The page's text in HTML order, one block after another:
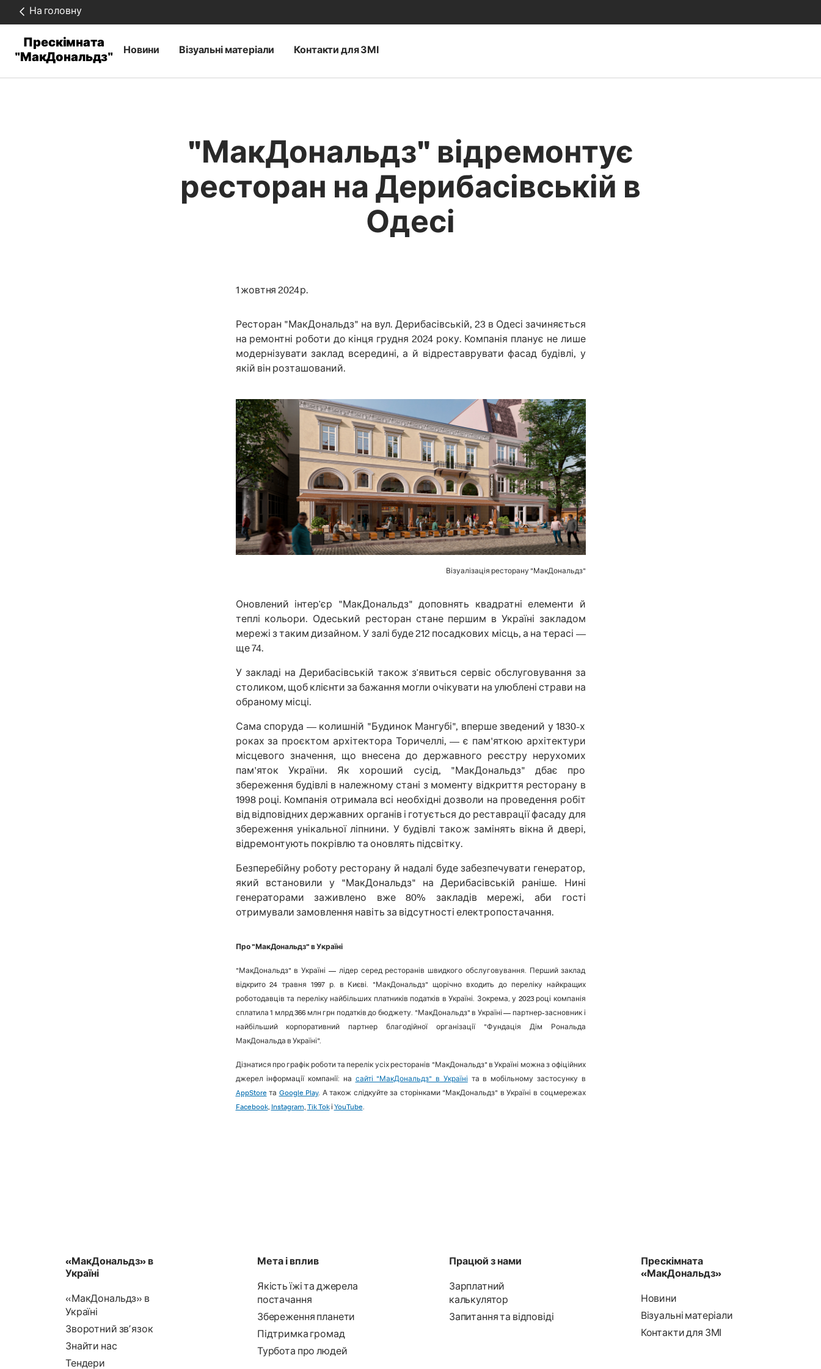
На головну
Прескімната
"МакДональдз"
Новини Візуальні матеріали Контакти для ЗМІ
"МакДональдз" відремонтує
ресторан на Дерибасівській в
Одесі
1 жовтня 2024 р.
Ресторан "МакДональдз" на вул. Дерибасівській, 23 в Одесі зачиняється
на ремонтні роботи до кінця грудня 2024 року. Компанія планує не лише
модернізувати заклад всередині, а й відреставрувати фасад будівлі, у
якій він розташований.
Візуалізація ресторану "МакДональдз"
Оновлений інтер’єр "МакДональдз" доповнять квадратні елементи й
теплі кольори. Одеський ресторан стане першим в Україні закладом
мережі з таким дизайном. У залі буде 212 посадкових місць, а на терасі —
ще 74.
У закладі на Дерибасівській також з’явиться сервіс обслуговування за
столиком, щоб клієнти за бажання могли очікувати на улюблені страви на
обраному місці.
Сама споруда — колишній "Будинок Мангубі", вперше зведений у 1830-х
роках за проєктом архітектора Торичеллі, — є пам'яткою архітектури
місцевого значення, що внесена до державного реєстру нерухомих
пам'яток України. Як хороший сусід, "МакДональдз" дбає про
збереження будівлі в належному стані з моменту відкриття ресторану в
1998 році. Компанія отримала всі необхідні дозволи на проведення робіт
від відповідних державних органів і готується до реставрації фасаду для
збереження унікальної ліпнини. У будівлі також замінять вікна й двері,
відремонтують покрівлю та оновлять підсвітку.
Безперебійну роботу ресторану й надалі буде забезпечувати генератор,
який встановили у "МакДональдз" на Дерибасівській раніше. Нині
генераторами заживлено вже 80% закладів мережі, аби гості
отримували замовлення навіть за відсутності електропостачання.
Про "МакДональдз" в Україні
"МакДональдз" в Україні — лідер серед ресторанів швидкого обслуговування. Перший заклад
відкрито 24 травня 1997 р. в Києві. "МакДональдз" щорічно входить до переліку найкращих
роботодавців та переліку найбільших платників податків в Україні. Зокрема, у 2023 році компанія
сплатила 1 млрд 366 млн грн податків до бюджету. "МакДональдз" в Україні — партнер-засновник і
найбільший корпоративний партнер благодійної організації "Фундація Дім Рональда
МакДональда в Україні".
Дізнатися про графік роботи та перелік усіх ресторанів "МакДональдз" в Україні можна з офіційних
джерел інформації компанії: на сайті "МакДональдз" в Україні та в мобільному застосунку в
AppStore та Google Play. А також слідкуйте за сторінками "МакДональдз" в Україні в соцмережах
Facebook, Instagram, Tik Tokі YouTube.
«МакДональдз» в
Україні
«МакДональдз» в
Україні
Зворотний звʼязок
Знайти нас
Тендери
Мета і вплив
Якість їжі та джерела
постачання
Збереження планети
Підтримка громад
Турбота про людей
Працюй з нами
Зарплатний
калькулятор
Запитання та відповіді
Прескімната
«МакДональдз»
Новини
Візуальні матеріали
Контакти для ЗМІ